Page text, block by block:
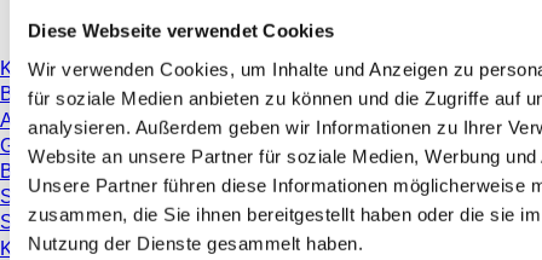
Diese Webseite verwendet Cookies
Wir verwenden Cookies, um Inhalte und Anzeigen zu
für soziale Medien anbieten zu können und die Zugriffe auf
analysieren. Außerdem geben wir Informationen zu Ihrer
Website an unsere Partner für soziale Medien, Werbung
Unsere Partner führen diese Informationen möglicherweise
zusammen, die Sie ihnen bereitgestellt haben oder die sie
Nutzung der Dienste gesammelt haben.
Katalog
Broschüren
Anwenderinformationen
Gebrauchshinweise
Bedienungsanleitungen
Studien
Sicherheitsdatenblätter
Konformitätserklärungen